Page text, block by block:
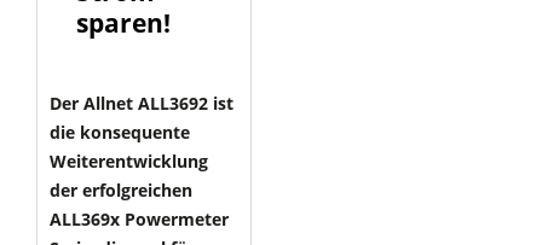
sparen!
Der Allnet ALL3692 ist
die konsequente
Weiterentwicklung
der erfolgreichen
ALL369x Powermeter